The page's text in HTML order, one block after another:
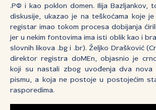
.РФ i kao poklon domen. Ilija Bazljankov,
diskusije, ukazao je na teškoćama koje
registar imao tokom procesa dobijanja
jer u nekim fontovima ima isti oblik kao i
slovnih likova .bg i .br). Željko Drašković
direktor registra doMEn, objasnio je
koji su nastali zbog uvođenja dva nova
pismu, a koja ne postoje u postojećim
rasporedima.